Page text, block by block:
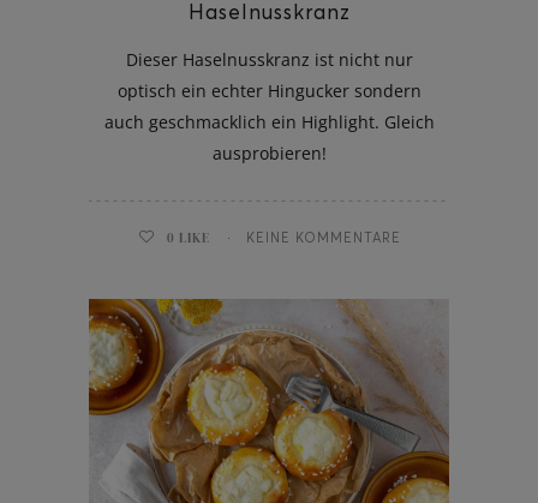
Haselnusskranz
Dieser Haselnusskranz ist nicht nur
optisch ein echter Hingucker sondern
auch geschmacklich ein Highlight. Gleich
ausprobieren!
0 LIKE KEINE KOMMENTARE